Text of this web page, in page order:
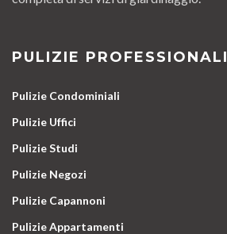
PULIZIE PROFESSIONALI
Pulizie Condominiali
Pulizie Uffici
Pulizie Studi
Pulizie Negozi
Pulizie Capannoni
Pulizie Appartamenti